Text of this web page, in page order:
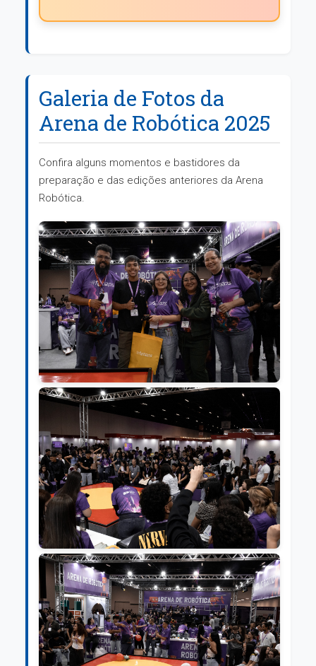
Galeria de Fotos da
Arena de Robótica 2025
Confira alguns momentos e bastidores da
preparação e das edições anteriores da Arena
Robótica.